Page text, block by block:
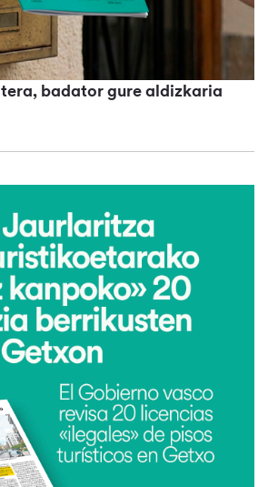
badator gure aldizkaria